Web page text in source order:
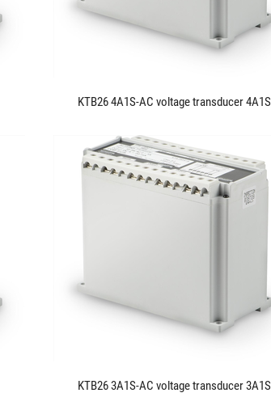
KTB26 4A1S-AC voltage transducer 4A1S
KTB26 3A1S-AC voltage transducer 3A1S